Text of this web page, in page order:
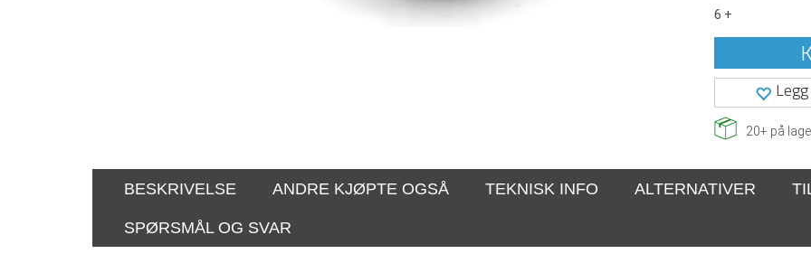
6 +
20+ på
BESKRIVELSE ANDRE KJØPTE OGSÅ TEKNISK INFO ALTERNATIVER
SPØRSMÅL OG SVAR